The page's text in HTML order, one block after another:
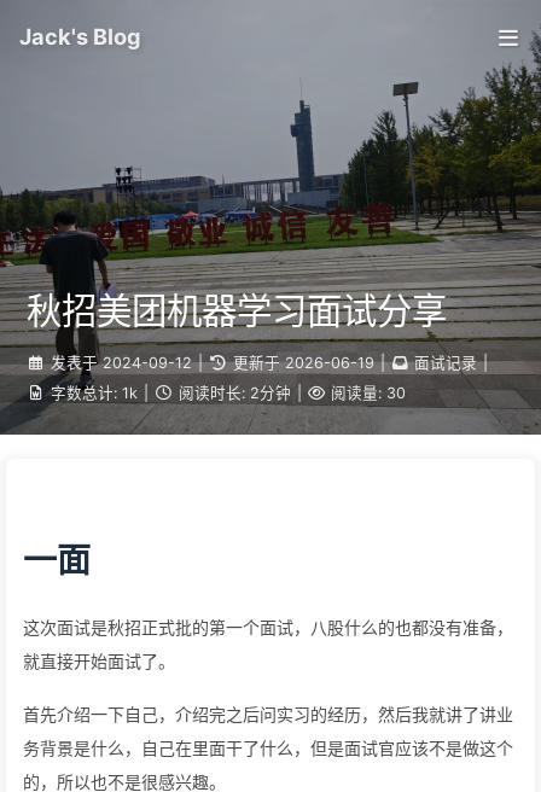
Jack's Blog
秋招美团机器学习面试分享
发表于 2024-09-12 | 更新于 2026-06-19 | 面试记录 |
字数总计: 1k 阅读时长: 2分钟 阅读量: 30
一面
这次面试是秋招正式批的第一个面试，八股什么的也都没有准备，
就直接开始面试了。
首先介绍一下自己，介绍完之后问实习的经历，然后我就讲了讲业
务背景是什么，自己在里面干了什么，但是面试官应该不是做这个
的，所以也不是很感兴趣。